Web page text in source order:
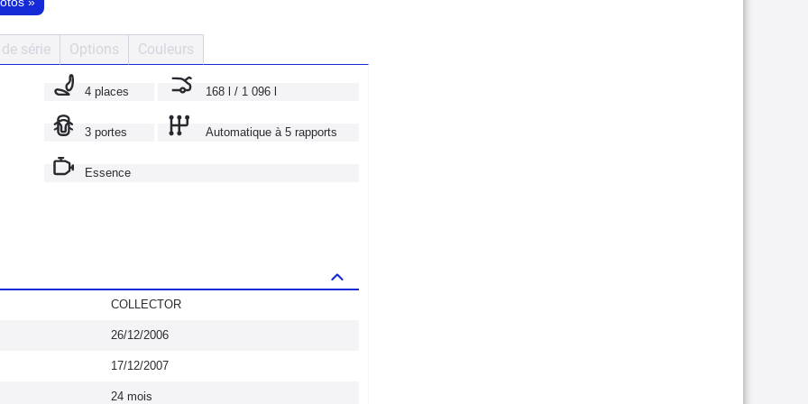
série Options Couleurs
4 places 168 l / 1 096 l
3 portes Automatique à 5 rapports
Essence
COLLECTOR
26/12/2006
17/12/2007
24 mois